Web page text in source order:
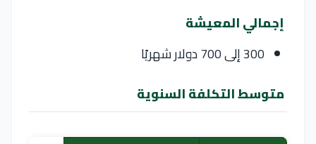
إجمالي المعيشة
300 إلى 700 دولار شهريًا
متوسط التكلفة السنوية